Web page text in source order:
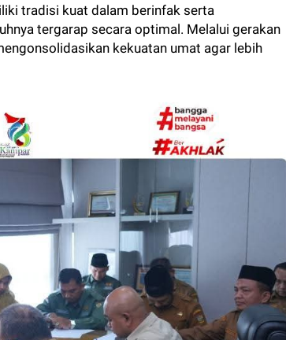
tradisi kuat dalam berinfak serta
tergarap secara optimal. Melalui gerakan
kekuatan umat agar lebih